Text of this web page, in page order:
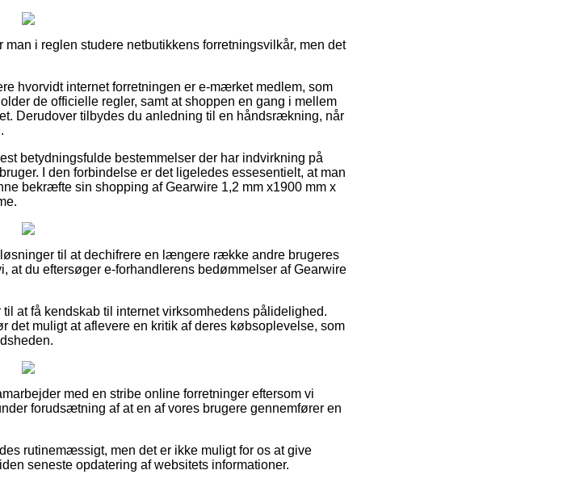
i reglen studere netbutikkens forretningsvilkår, men det
hvorvidt internet forretningen er e-mærket medlem, som
de officielle regler, samt at shoppen en gang i mellem
Derudover tilbydes du anledning til en håndsrækning, når
betydningsfulde bestemmelser der har indvirkning på
I den forbindelse er det ligeledes essesentielt, at man
bekræfte sin shopping af Gearwire 1,2 mm x1900 mm x
til at dechifrere en længere række andre brugeres
at du eftersøger e-forhandlerens bedømmelser af Gearwire
at få kendskab til internet virksomhedens pålidelighed.
det muligt at aflevere en kritik af deres købsoplevelse, som
med en stribe online forretninger eftersom vi
forudsætning af at en af vores brugere gennemfører en
rutinemæssigt, men det er ikke muligt for os at give
seneste opdatering af websitets informationer.